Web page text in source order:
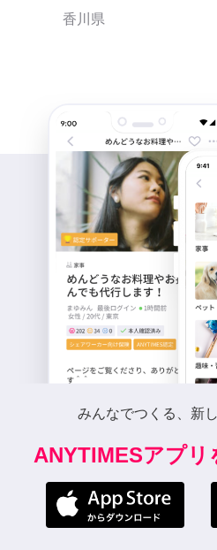
香川県
みんなでつくる、新
ANYTIMESアプリ